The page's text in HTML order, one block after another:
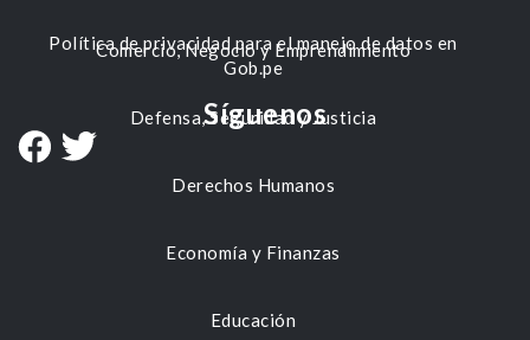
Comercio, Negocio y Emprendimiento
Defensa, Seguridad y Justicia
Derechos Humanos
Economía y Finanzas
Educación
Política de privacidad para el manejo de datos en
Gob.pe
Síguenos